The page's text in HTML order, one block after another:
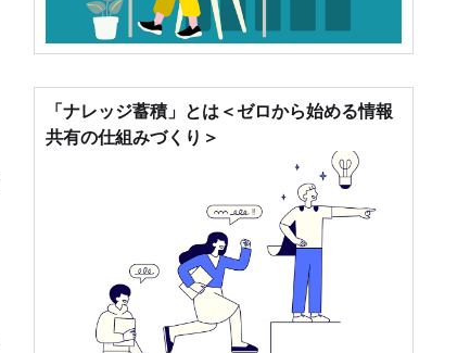
「ナレッジ蓄積」とは＜ゼロから始める情報
共有の仕組みづくり＞